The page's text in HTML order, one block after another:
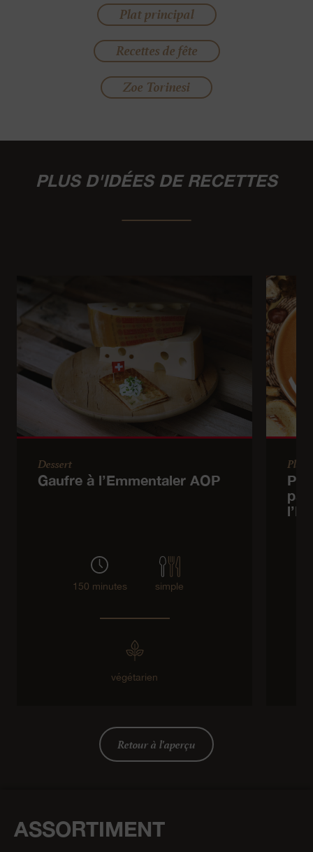
Plat principal
Recettes de fête
Zoe Torinesi
PLUS D'IDÉES DE RECETTES
Dessert
Gaufre à l’Emmentaler AOP
150 minutes simple
végétarien
Plat
Retour à l'aperçu
ASSORTIMENT